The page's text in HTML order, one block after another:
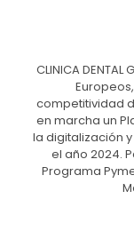
CLINICA
competitividad
en marcha un
la digitalización
el año 2024.
Programa